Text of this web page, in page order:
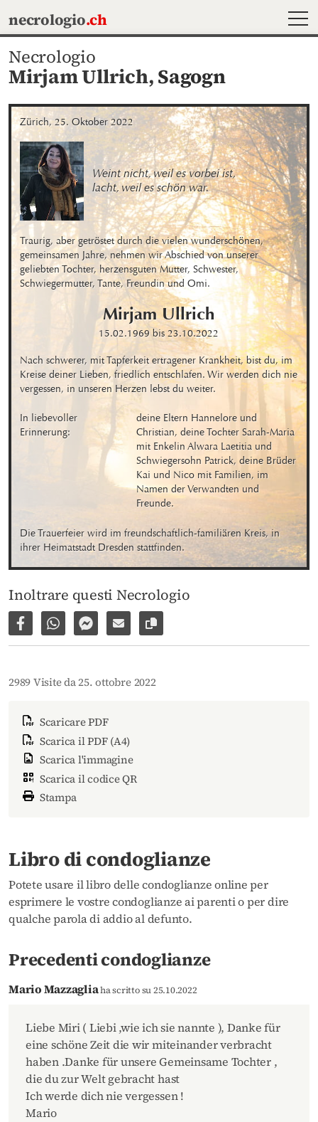
necrologio.ch
Necrologio
Mirjam Ullrich,Sagogn
Zürich, 25. Oktober 2022
Weint nicht, weil es vorbei ist,
lacht, weil es schön war.
Traurig, aber getröstet durch die vielen wunderschönen,
gemeinsamen Jahre, nehmen wir Abschied von unserer
geliebten Tochter, herzensguten Mutter, Schwester,
Schwiegermutter, Tante, Freundin und Omi.
Mirjam Ullrich
15.02.1969 bis23.10.2022
Nach schwerer, mit Tapferkeit ertragener Krankheit, bist du, im
Kreise deiner Lieben, friedlich entschlafen. Wir werden dich nie
vergessen, in unseren Herzen lebst du weiter.
In liebevoller
Erinnerung:
deine Eltern Hannelore und
Christian, deine Tochter Sarah-Maria
mit Enkelin Alwara Laetitia und
Schwiegersohn Patrick, deine Brüder
Kai und Nico mit Familien, im
Namen der Verwandten und
Freunde.
Die Trauerfeier wird im freundschaftlich-familiären Kreis, in
ihrer Heimatstadt Dresden stattfinden.
Inoltrare questi Necrologio
Condividi su Facebook
Condividi su WhatsApp
Inviare per Facebook Messenger
Inviare per email
Copia il link alla pagina
2989 Visite da 25. ottobre 2022
Scaricare PDF
Scarica il PDF (A4)
Scarica l'immagine
Scarica il codice QR
Stampa
Libro di condoglianze
Potete usare il libro delle condoglianze online per
esprimere le vostre condoglianze ai parenti o per dire
qualche parola di addio al defunto.
Precedenti condoglianze
Mario Mazzagliaha scritto su 25.10.2022
Liebe Miri ( Liebi ,wie ich sie nannte ), Danke für
eine schöne Zeit die wir miteinander verbracht
haben .Danke für unsere Gemeinsame Tochter ,
die du zur Welt gebracht hast
Ich werde dich nie vergessen !
Mario